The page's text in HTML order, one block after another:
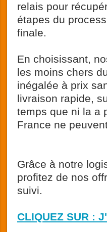
relais pour
étapes du
finale.
En choisissant,
les moins chers
inégalée à prix
livraison rapide,
temps que ni la a
France ne
Grâce à notre
profitez de nos
suivi.
CLIQUEZ SUR :